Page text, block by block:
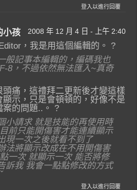
登入以進行回覆
小孩 2008 年 12 月 4 日 - 上午 2:40
，我是用這個編輯的。 ?
般記事本編輯的，編碼我也
8，不過依然無法匯入~真奇
頭痛，這禮拜二更新後才變這樣
顯示，只是會頓頓的，好像不是
案的問題..。 ?
小請求 就是技能的再使用時
前只能開傷害才能連續顯示
現一次之後就看不到了
法將顯示改成在不用開傷害
一次 就顯示一次 能否將修
訴我 我會一點點修改的方式
登入以進行回覆